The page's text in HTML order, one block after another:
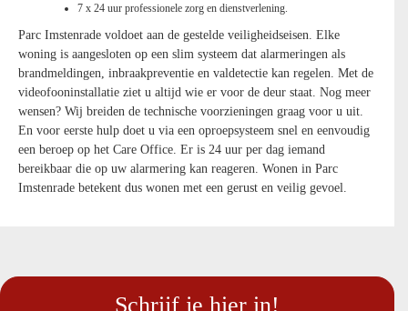
7 x 24 uur professionele zorg en dienstverlening.
Parc Imstenrade voldoet aan de gestelde veiligheidseisen. Elke
woning is aangesloten op een slim systeem dat alarmeringen als
brandmeldingen, inbraakpreventie en valdetectie kan regelen. Met de
videofooninstallatie ziet u altijd wie er voor de deur staat. Nog meer
wensen? Wij breiden de technische voorzieningen graag voor u uit.
En voor eerste hulp doet u via een oproepsysteem snel en eenvoudig
een beroep op het Care Office. Er is 24 uur per dag iemand
bereikbaar die op uw alarmering kan reageren. Wonen in Parc
Imstenrade betekent dus wonen met een gerust en veilig gevoel.
Schrijf je hier in!